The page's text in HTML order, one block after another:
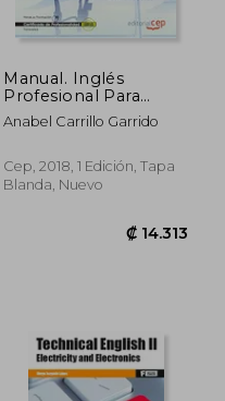
Manual. Inglés
Profesional Para
Actividades
Comerciales
Transversal).
Certificados de
Anabel Carrillo Garrido
Cep, 2018, 1 Edición, Tapa
Blanda, Nuevo